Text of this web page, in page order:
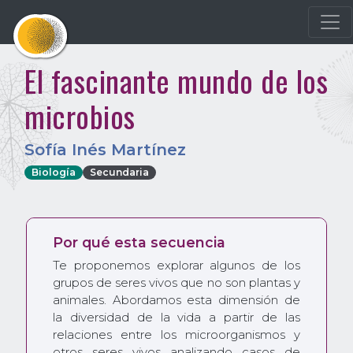
El fascinante mundo de los
microbios
Sofía Inés Martínez
Biología Secundaria
Por qué esta secuencia
Te proponemos explorar algunos de los
grupos de seres vivos que no son plantas y
animales. Abordamos esta dimensión de
la diversidad de la vida a partir de las
relaciones entre los microorganismos y